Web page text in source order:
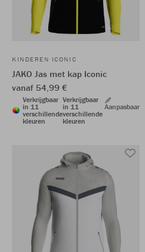
KINDEREN ICONIC
JAKO Jas met kap Iconic
vanaf 54,99 €
Verkrijgbaar
in 11
verschillende
kleuren
Verkrijgbaar
in 11
verschillende
kleuren
Aanpasbaar